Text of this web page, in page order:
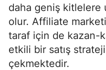
daha geniş kitlelere
olur. Affiliate
taraf için de kazan-
etkili bir satış
çekmektedir.